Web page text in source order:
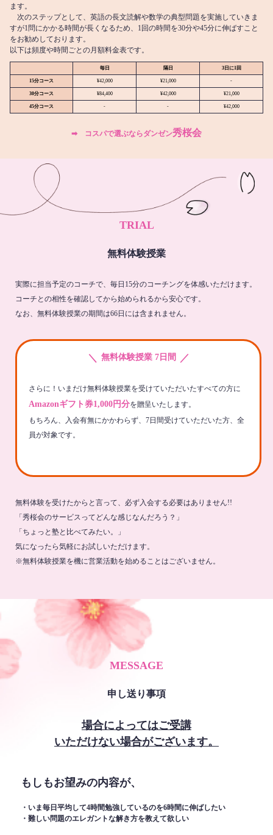
ます。
次のステップとして、英語の長文読解や数学の典型問題を実施していきま
すが1問にかかる時間が長くなるため、1回の時間を30分や45分に伸ばすこと
をお勧めしております。
以下は頻度や時間ごとの月額料金表です。
毎日 隔日 3日に1回
15分コース ¥42,000 ¥21,000 -
30分コース ¥84,400 ¥42,000 ¥21,000
45分コース - - ¥42,000
➡︎ コスパで選ぶならダンゼン秀桜会
TRIAL
無料体験授業
実際に担当予定のコーチで、毎日15分のコーチングを体感いただけます。
コーチとの相性を確認してから始められるから安心です。
なお、無料体験授業の期間は66日には含まれません。
＼ 無料体験授業 7日間 ／
さらに！いまだけ無料体験授業を受けていただいたすべての方に
Amazonギフト券1,000円分を贈呈いたします。
もちろん、入会有無にかかわらず、7日間受けていただいた方、全
員が対象です。
無料体験を受けたからと言って、必ず入会する必要はありません!!
「秀桜会のサービスってどんな感じなんだろう？」
「ちょっと塾と比べてみたい。」
気になったら気軽にお試しいただけます。
※無料体験授業を機に営業活動を始めることはございません。
MESSAGE
申し送り事項
場合によってはご受講
いただけない場合がございます。
もしもお望みの内容が、
・いま毎日平均して4時間勉強しているのを6時間に伸ばしたい
・難しい問題のエレガントな解き方を教えて欲しい